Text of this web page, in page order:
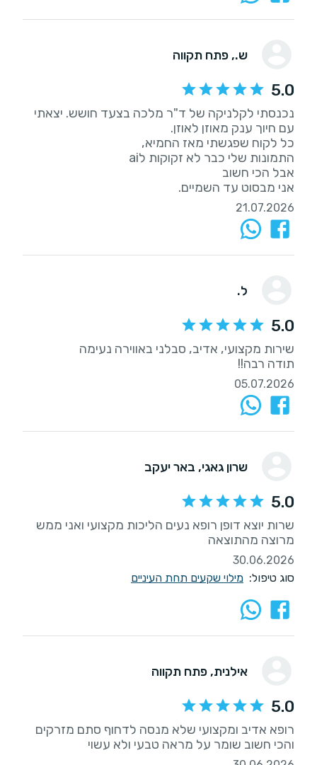
ש., פתח תקווה
5.0
נכנסתי לקלניקה של ד"ר מלכה בצעד חושש. יצאתי
אני מבסוט עד השמיים.
21.07.2026
ל.
5.0
תודה רבה!!
05.07.2026
שרון גאגי, באר יעקב
5.0
שרות יוצא דופן רופא נעים הליכות מקצועי ואני ממש
מרוצה מהתוצאה
30.06.2026
סוג טיפול: מילוי שקעים תחת העיניים
אילנית, פתח תקווה
5.0
רופא אדיב ומקצועי שלא מנסה לדחוף סתם מזרקים
והכי חשוב שומר על מראה טבעי ולא עשוי